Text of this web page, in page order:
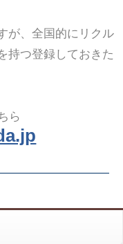
が、全国的にリクル
持つ登録しておきた
ら